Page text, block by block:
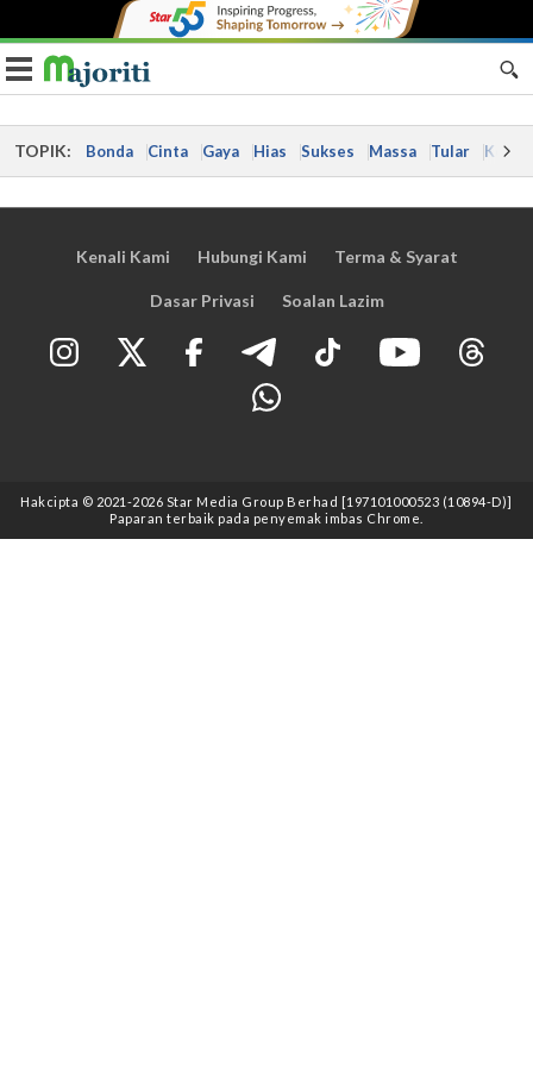
Toggle navigation
TOPIK: Bonda Cinta Gaya Hias Sukses Massa Tular Kes
Kenali Kami Hubungi Kami Terma & Syarat
Dasar Privasi Soalan Lazim
Hakcipta © 2021 -2026 Star Media Group Berhad [197101000523 (10894-D)]
Paparan terbaik pada penyemak imbas Chrome.